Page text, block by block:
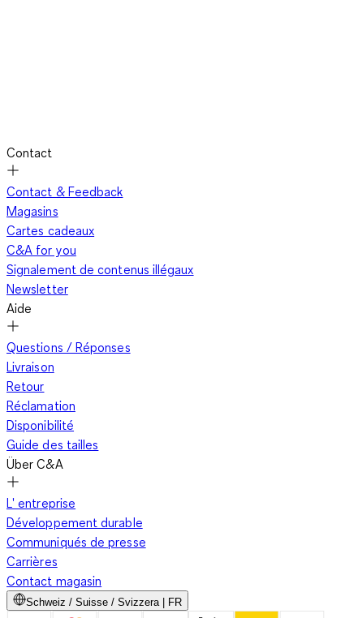
Contact
Contact & Feedback
Magasins
Cartes cadeaux
C&A for you
Signalement de contenus illégaux
Newsletter
Aide
Questions / Réponses
Livraison
Retour
Réclamation
Disponibilité
Guide des tailles
Über C&A
L' entreprise
Développement durable
Communiqués de presse
Carrières
Contact magasin
Schweiz / Suisse / Svizzera | FR